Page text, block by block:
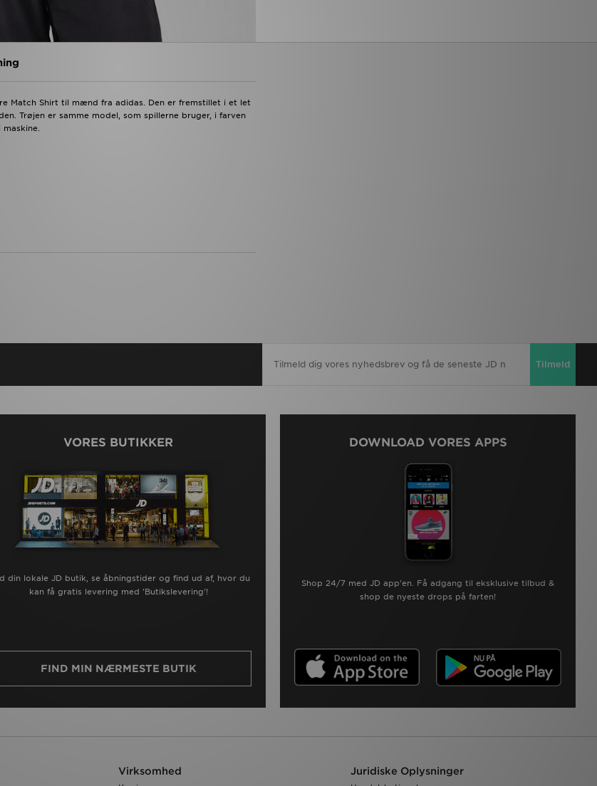
Match Shirt til mænd fra adidas. Den er fremstillet i et let
Trøjen er samme model, som spillerne bruger, i farven
Tilmeld
VORES BUTIKKER
din lokale JD butik, se åbningstider og find ud af, hvor du
kan få gratis levering med 'Butikslevering'!
FIND MIN NÆRMESTE BUTIK
DOWNLOAD VORES APPS
Shop 24/7 med JD app'en. Få adgang til eksklusive tilbud &
shop de nyeste drops på farten!
Virksomhed Juridiske Oplysninger